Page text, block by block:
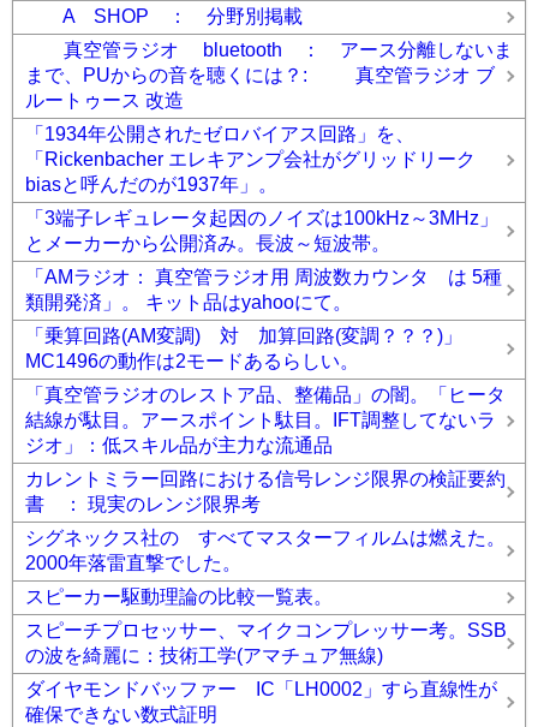
A SHOP ： 分野別掲載
真空管ラジオ bluetooth ： アース分離しないま
まで、PUからの音を聴くには？: 真空管ラジオ ブ
ルートゥース 改造
「1934年公開されたゼロバイアス回路」を、
「Rickenbacher エレキアンプ会社がグリッドリーク
biasと呼んだのが1937年」。
「3端子レギュレータ起因のノイズは100kHz～3MHz」
とメーカーから公開済み。長波～短波帯。
「AMラジオ： 真空管ラジオ用 周波数カウンタ は 5種
類開発済」。 キット品はyahooにて。
「乗算回路(AM変調) 対 加算回路(変調？？？)」
MC1496の動作は2モードあるらしい。
「真空管ラジオのレストア品、整備品」の闇。「ヒータ
結線が駄目。アースポイント駄目。IFT調整してないラ
ジオ」：低スキル品が主力な流通品
カレントミラー回路における信号レンジ限界の検証要約
書 ： 現実のレンジ限界考
シグネックス社の すべてマスターフィルムは燃えた。
2000年落雷直撃でした。
スピーカー駆動理論の比較一覧表。
スピーチプロセッサー、マイクコンプレッサー考。SSB
の波を綺麗に：技術工学(アマチュア無線)
ダイヤモンドバッファー IC「LH0002」すら直線性が
確保できない数式証明